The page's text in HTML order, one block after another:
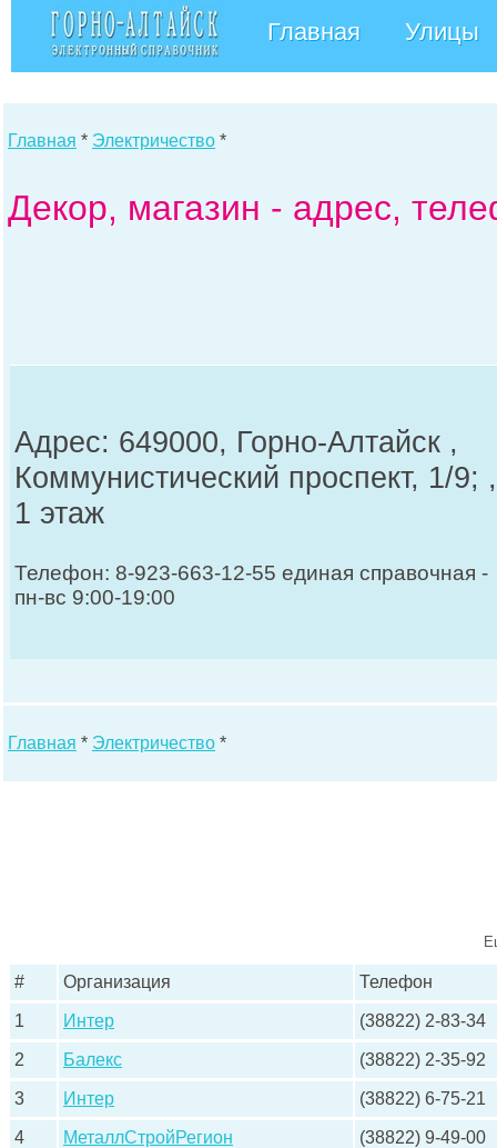
Главная Улицы
Главная * Электричество *
Декор, магазин - адрес,
Адрес: 649000, Горно-Алтайск ,
Коммунистический проспект, 1/9; ,
1 этаж
Телефон: 8-923-663-12-55 единая справочная -
пн-вс 9:00-19:00
Главная * Электричество *
# Организация Телефон
1 Интер (38822) 2-83-34
2 Балекс (38822) 2-35-92
3 Интер (38822) 6-75-21
4 МеталлСтройРегион (38822) 9-49-00